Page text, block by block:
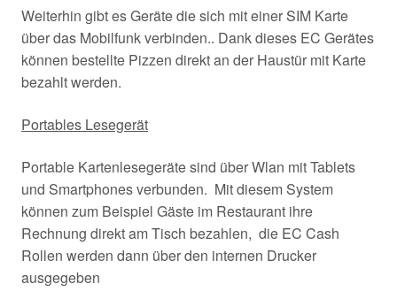
Weiterhin gibt es Geräte die sich mit einer SIM Karte
über das Mobilfunk verbinden.. Dank dieses EC Gerätes
können bestellte Pizzen direkt an der Haustür mit Karte
bezahlt werden.
Portables Lesegerät
Portable Kartenlesegeräte sind über Wlan mit Tablets
und Smartphones verbunden. Mit diesem System
können zum Beispiel Gäste im Restaurant ihre
Rechnung direkt am Tisch bezahlen, die EC Cash
Rollen werden dann über den internen Drucker
ausgegeben